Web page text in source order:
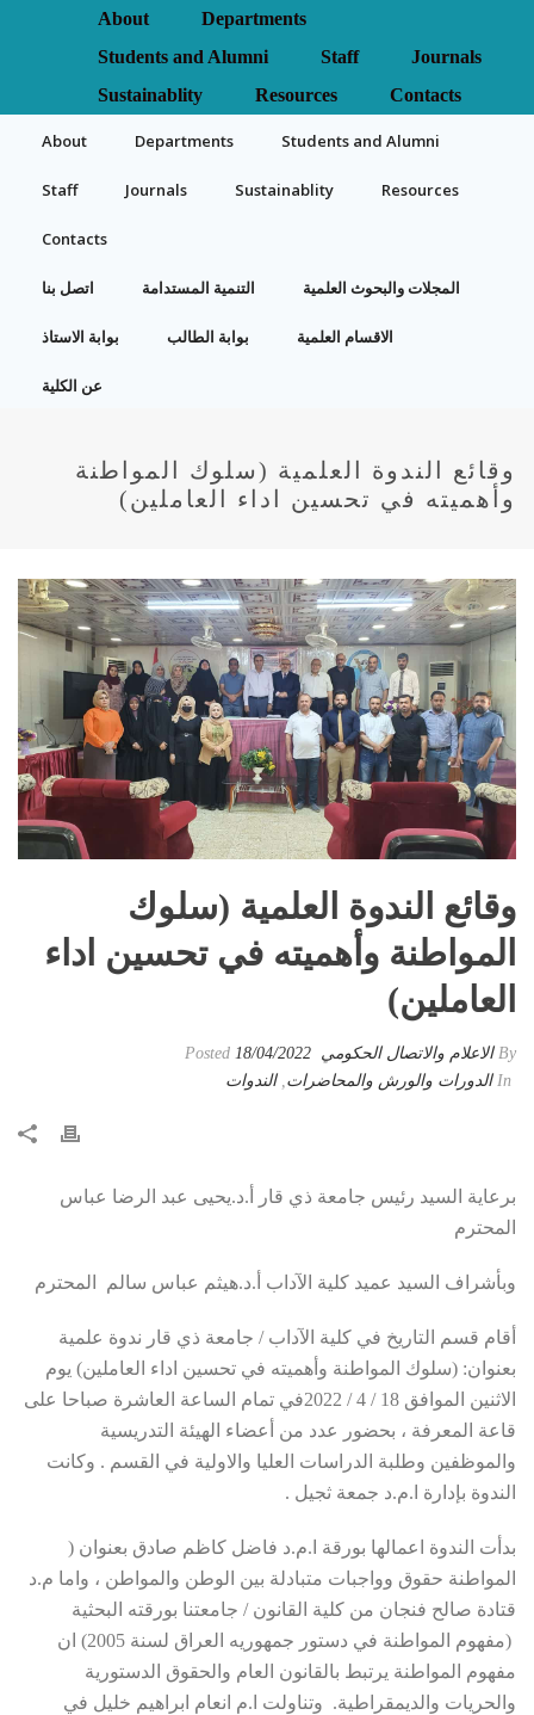
About
Departments
Students and Alumni
Staff
Journals
Sustainablity
Resources Contacts
About Departments Students and Alumni
Staff Journals Sustainablity Resources
Contacts
اتصل بنا التنمية المستدامة المجلات والبحوث العلمية
بوابة الاستاذ بوابة الطالب الاقسام العلمية
عن الكلية
وقائع الندوة العلمية (سلوك المواطنة
وأهميته في تحسين اداء العاملين)
وقائع الندوة العلمية (سلوك
المواطنة وأهميته في تحسين اداء
العاملين)
By الاعلام والاتصال الحكومي 18/04/2022
الدورات والورش والمحاضرات,الندوات
برعاية السيد رئيس جامعة ذي قار أ.د.يحيى عبد الرضا عباس
المحترم
وبأشراف السيد عميد كلية الآداب أ.د.هيثم عباس سالم المحترم
أقام قسم التاريخ في كلية الآداب / جامعة ذي قار ندوة علمية
بعنوان: (سلوك المواطنة وأهميته في تحسين اداء العاملين) يوم
الاثنين الموافق 18 / 4 / 2022في تمام الساعة العاشرة صباحا على
قاعة المعرفة ، بحضور عدد من أعضاء الهيئة التدريسية
والموظفين وطلبة الدراسات العليا والاولية في القسم . وكانت
الندوة بإدارة ا.م.د جمعة ثجيل .
بدأت الندوة اعمالها بورقة ا.م.د فاضل كاظم صادق بعنوان (
المواطنة حقوق وواجبات متبادلة بين الوطن والمواطن ، واما م.د
قتادة صالح فنجان من كلية القانون / جامعتنا بورقته البحثية
(مفهوم المواطنة في دستور جمهوريه العراق لسنة 2005) ان
مفهوم المواطنة يرتبط بالقانون العام والحقوق الدستورية
والحريات والديمقراطية. وتناولت ا.م انعام ابراهيم خليل في